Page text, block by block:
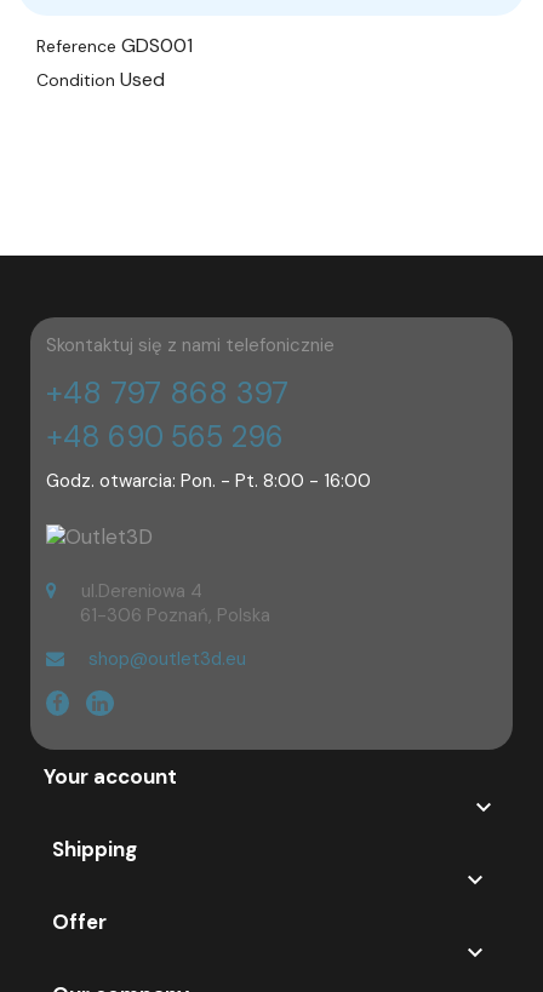
Reference GDS001
Condition Used
Skontaktuj się z nami telefonicznie
+48 797 868 397
+48 690 565 296
Godz. otwarcia: Pon. - Pt. 8:00 - 16:00
ul.Dereniowa 4
61-306 Poznań, Polska
shop@outlet3d.eu
Your account

Shipping

Offer
